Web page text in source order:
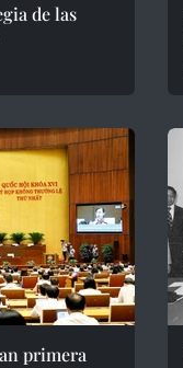
de las
primera